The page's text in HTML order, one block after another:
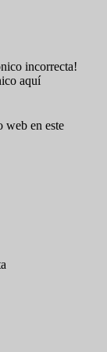
incorrecta!
aquí
web en este